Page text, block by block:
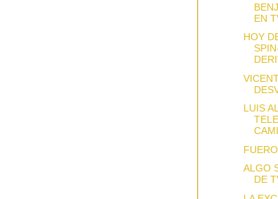
EN
HOY
LUIS
ALGO
DE